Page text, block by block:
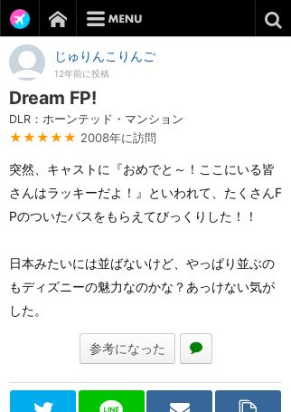
じゅりんこりんご
12年前に投稿
Dream FP!
DLR：ホーンテッド・マンション
★★★★★ 2008年に訪問
突然、キャストに『おめでと～！ここにいる皆
さんはラッキーだよ！』といわれて、たくさんF
Pのついたパスをもらえてびっくりした！！
日本みたいには並ばないけど、やっぱり並ぶの
もディズニーの魅力なのかな？あっけない気が
した。
参考になった